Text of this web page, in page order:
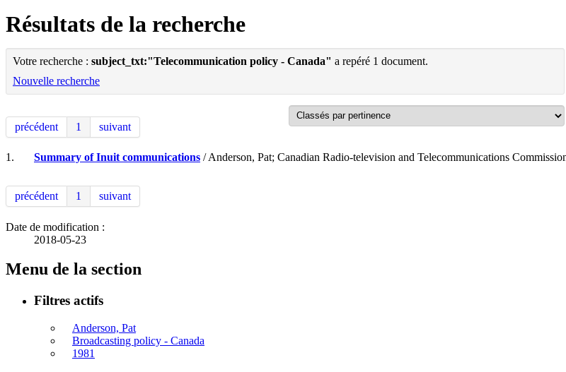
Résultats de la recherche
Votre recherche : subject_txt:"Telecommunication policy - Canada" a repéré 1 document.
Nouvelle recherche
précédent 1 suivant
1. Summary of Inuit communications / Anderson, Pat; Canadian Radio-television and Telecommunications
précédent 1 suivant
Date de modification :
2018-05-23
Menu de la section
Filtres actifs
Anderson, Pat
Broadcasting policy - Canada
1981